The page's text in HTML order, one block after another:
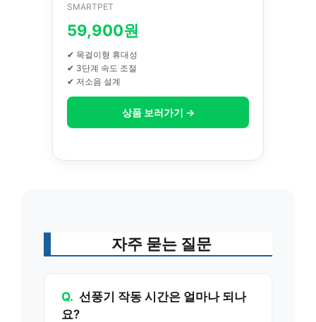
SMARTPET
59,900원
✔ 목걸이형 휴대성
✔ 3단계 속도 조절
✔ 저소음 설계
상품 보러가기 →
자주 묻는 질문
Q. 선풍기 작동 시간은 얼마나 되나
요?